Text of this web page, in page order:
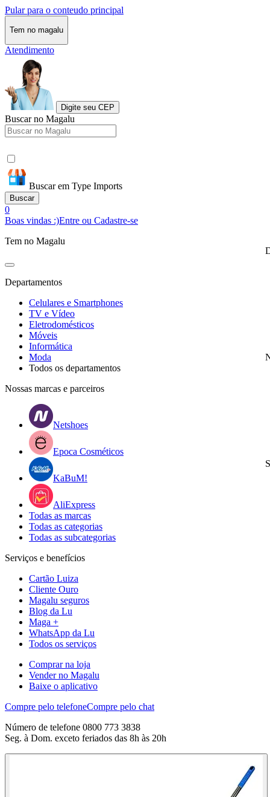
Pular para o conteudo principal
Tem no magalu
Atendimento
Digite seu CEP
Buscar no Magalu
Buscar em Type Imports
Buscar
0
Boas vindas :)Entre ou Cadastre-se
Tem no Magalu
Departamentos
Celulares e Smartphones
TV e Vídeo
Eletrodomésticos
Móveis
Informática
Moda
Todos os departamentos
Nossas marcas e parceiros
Netshoes
Epoca Cosméticos
KaBuM!
AliExpress
Todas as marcas
Todas as categorias
Todas as subcategorias
Serviços e benefícios
Cartão Luiza
Cliente Ouro
Magalu seguros
Blog da Lu
Maga +
WhatsApp da Lu
Todos os serviços
Comprar na loja
Vender no Magalu
Baixe o aplicativo
Compre pelo telefoneCompre pelo chat
Número de telefone 0800 773 3838
Seg. à Dom. exceto feriados das 8h às 20h